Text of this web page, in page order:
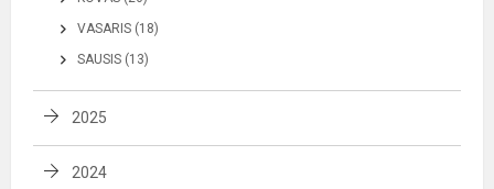
VASARIS (18)
SAUSIS (13)
2025
2024